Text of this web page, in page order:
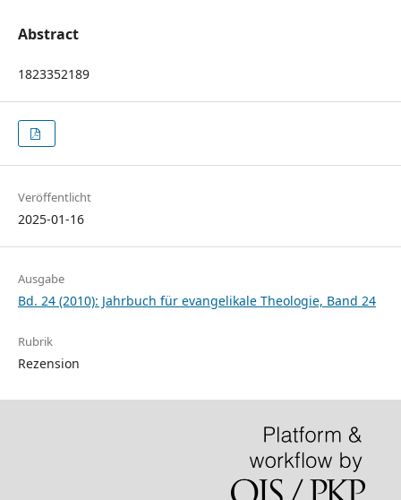
Abstract
1823352189
Veröffentlicht
2025-01-16
Ausgabe
Bd. 24 (2010): Jahrbuch für evangelikale Theologie, Band 24
Rubrik
Rezension